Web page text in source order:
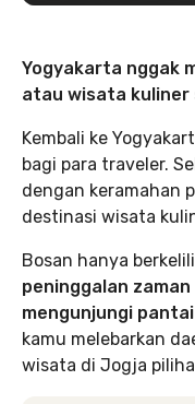
Yogyakarta nggak
atau wisata kuliner
Kembali ke
bagi para traveler.
dengan keramahan
destinasi wisata
Bosan hanya
peninggalan
mengunjungi
kamu melebarkan
wisata di Jogja